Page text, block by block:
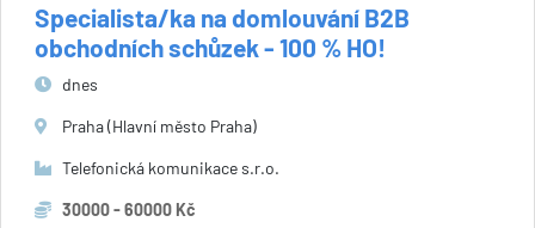
Specialista/ka na domlouvání B2B
obchodních schůzek - 100 % HO!
dnes
Praha (Hlavní město Praha)
Telefonická komunikace s.r.o.
30000 - 60000 Kč